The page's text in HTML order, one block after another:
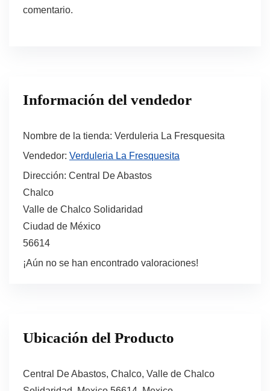
comentario.
Información del vendedor
Nombre de la tienda: Verduleria La Fresquesita
Vendedor: Verduleria La Fresquesita
Dirección: Central De Abastos
Chalco
Valle de Chalco Solidaridad
Ciudad de México
56614
¡Aún no se han encontrado valoraciones!
Ubicación del Producto
Central De Abastos, Chalco, Valle de Chalco